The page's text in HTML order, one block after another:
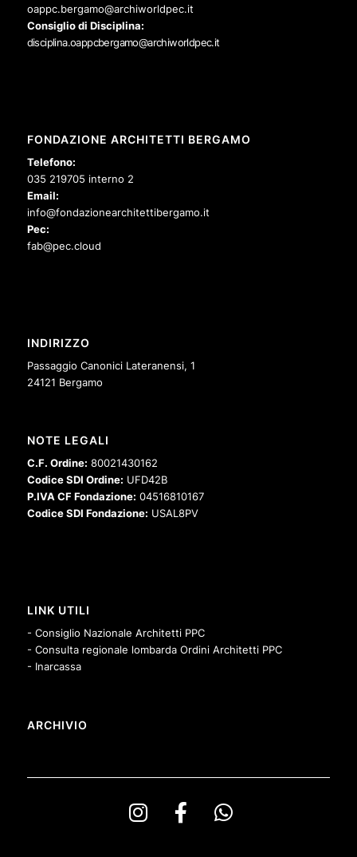
oappc.bergamo@archiworldpec.it
Consiglio di Disciplina:
disciplina.oappcbergamo@archiworldpec.it
FONDAZIONE ARCHITETTI BERGAMO
Telefono:
035 219705 interno 2
Email:
info@fondazionearchitettibergamo.it
Pec:
fab@pec.cloud
INDIRIZZO
Passaggio Canonici Lateranensi, 1
24121 Bergamo
NOTE LEGALI
C.F. Ordine: 80021430162
Codice SDI Ordine: UFD42B
P.IVA CF Fondazione: 04516810167
Codice SDI Fondazione: USAL8PV
LINK UTILI
- Consiglio Nazionale Architetti PPC
- Consulta regionale lombarda Ordini Architetti PPC
- Inarcassa
ARCHIVIO